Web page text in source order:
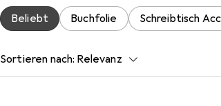
Beliebt Buchfolie Schreibtisch
Sortieren nach: Relevanz